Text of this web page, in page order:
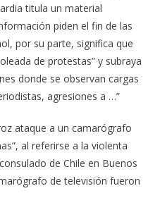
titula un material
piden el fin de las
por su parte, significa que
de protestas” y subraya
donde se observan cargas
agresiones a …”
ataque a un camarógrafo
al referirse a la violenta
de Chile en Buenos
de televisión fueron